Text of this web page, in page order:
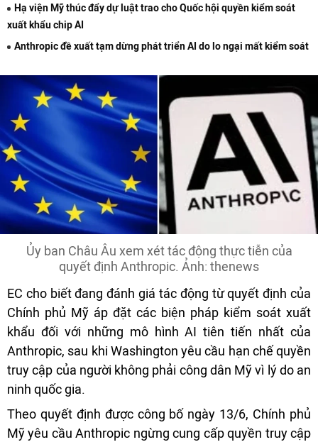
Hạ viện Mỹ thúc đẩy dự luật trao cho Quốc hội quyền kiểm soát
xuất khẩu chip AI
Anthropic đề xuất tạm dừng phát triển AI do lo ngại mất kiểm soát
Ủy ban Châu Âu xem xét tác động thực tiễn của
quyết định Anthropic. Ảnh: thenews
EC cho biết đang đánh giá tác động từ quyết định của
Chính phủ Mỹ áp đặt các biện pháp kiểm soát xuất
khẩu đối với những mô hình AI tiên tiến nhất của
Anthropic, sau khi Washington yêu cầu hạn chế quyền
truy cập của người không phải công dân Mỹ vì lý do an
ninh quốc gia.
Theo quyết định được công bố ngày 13/6, Chính phủ
Mỹ yêu cầu Anthropic ngừng cung cấp quyền truy cập